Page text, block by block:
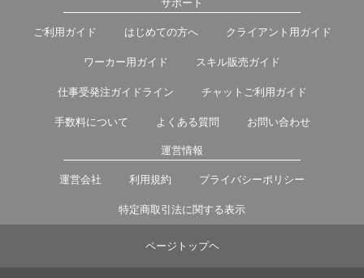
サポート
ご利用ガイド はじめての方へ クライアント用ガイド
ワーカー用ガイド スキル販売ガイド
仕事受発注ガイドライン チャットご利用ガイド
手数料について よくある質問 お問い合わせ
運営情報
運営会社 利用規約 プライバシーポリシー
特定商取引法に関する表示
ページトップヘ